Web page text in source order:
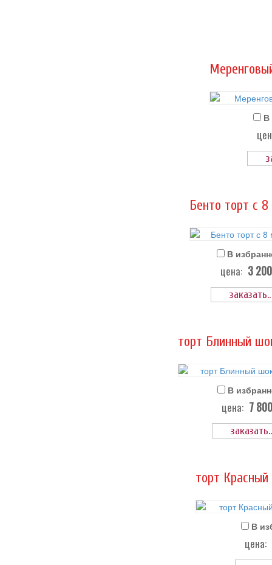
В
Бенто торт с
В
цена: 3
заказать..
торт Блинный
В
цена: 7
заказать..
торт
В
цена: